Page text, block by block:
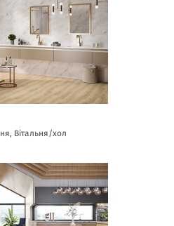
Вітальня/хол